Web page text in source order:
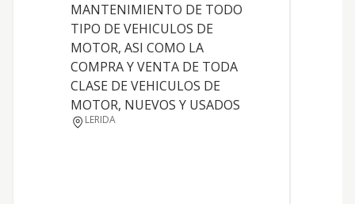
MANTENIMIENTO DE TODO
TIPO DE VEHICULOS DE
MOTOR, ASI COMO LA
COMPRA Y VENTA DE TODA
CLASE DE VEHICULOS DE
MOTOR, NUEVOS Y USADOS
LERIDA